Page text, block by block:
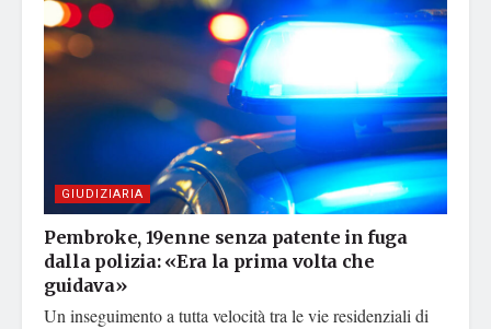
GIUDIZIARIA
Pembroke, 19enne senza patente in fuga
dalla polizia: «Era la prima volta che
guidava»
Un inseguimento a tutta velocità tra le vie residenziali di